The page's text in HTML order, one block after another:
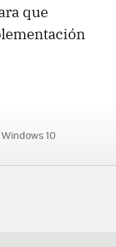
que
Windows 10